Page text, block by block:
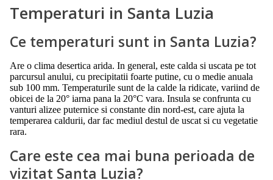
Temperaturi in Santa Luzia
Ce temperaturi sunt in Santa Luzia?
Are o clima desertica arida. In general, este calda si uscata pe tot
parcursul anului, cu precipitatii foarte putine, cu o medie anuala
sub 100 mm. Temperaturile sunt de la calde la ridicate, variind de
obicei de la 20° iarna pana la 20°C vara. Insula se confrunta cu
vanturi alizee puternice si constante din nord-est, care ajuta la
temperarea caldurii, dar fac mediul destul de uscat si cu vegetatie
rara.
Care este cea mai buna perioada de
vizitat Santa Luzia?